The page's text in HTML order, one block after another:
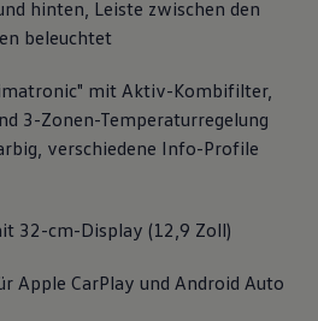
und Flüssigkeiten
Reifen
Service
Teile
Zubehör
Ihr Modell finden
hinten, Leiste zwischen den
beleuchtet
mit Aktiv-Kombifilter,
3-Zonen-Temperaturregelung
verschiedene Info-Profile
32-cm-Display (12,9 Zoll)
Apple CarPlay und Android Auto